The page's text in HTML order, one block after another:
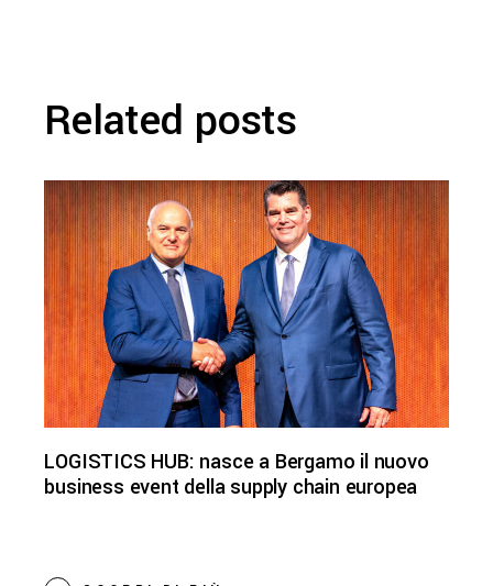
Related posts
LOGISTICS HUB: nasce a Bergamo il nuovo
business event della supply chain europea